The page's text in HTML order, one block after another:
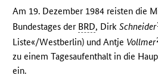
Am 19. Dezember 1984 reisten die
Bundestages der BRD, DirkSchneider
Liste«/Westberlin) und Antje Vollmer
zu einem Tagesaufenthalt in die
ein.